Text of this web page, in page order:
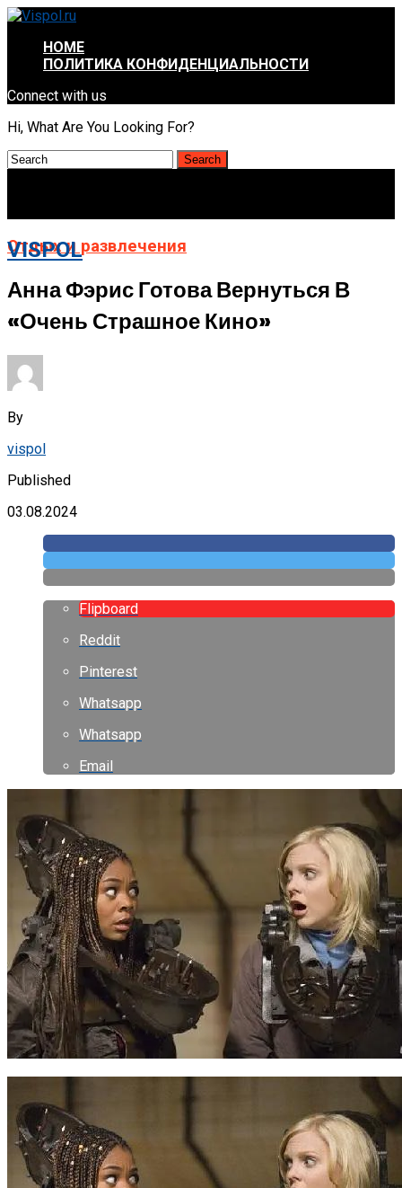
HOME
ПОЛИТИКА КОНФИДЕНЦИАЛЬНОСТИ
Connect with us
Hi, What Are You Looking For?
VISPOL
Отдых и развлечения
Анна Фэрис Готова Вернуться В
«Очень Страшное Кино»
By
vispol
Published
03.08.2024
Flipboard
Reddit
Pinterest
Whatsapp
Whatsapp
Email